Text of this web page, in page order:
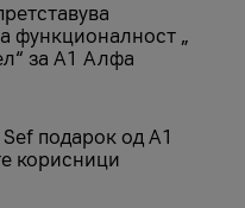
функционалност „
за А1 Алфа
подарок од А1
корисници